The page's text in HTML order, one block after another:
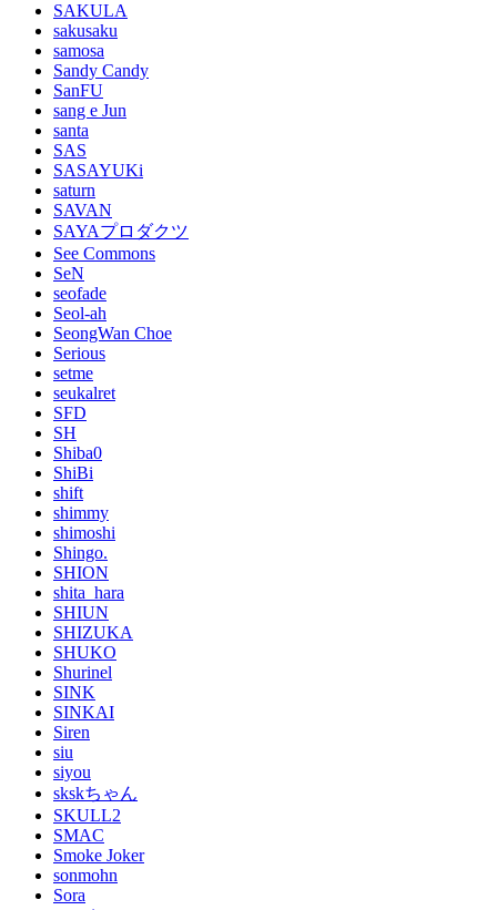
SAKULA
sakusaku
samosa
Sandy Candy
SanFU
sang e Jun
santa
SAS
SASAYUKi
saturn
SAVAN
SAYAプロダクツ
See Commons
SeN
seofade
Seol-ah
SeongWan Choe
Serious
setme
seukalret
SFD
SH
Shiba0
ShiBi
shift
shimmy
shimoshi
Shingo.
SHION
shita_hara
SHIUN
SHIZUKA
SHUKO
Shurinel
SINK
SINKAI
Siren
siu
siyou
skskちゃん
SKULL2
SMAC
Smoke Joker
sonmohn
Sora